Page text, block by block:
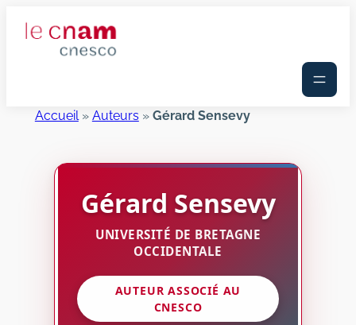
Accueil» Auteurs» Gérard Sensevy
Gérard Sensevy
UNIVERSITÉ DE BRETAGNE
OCCIDENTALE
AUTEUR ASSOCIÉ AU
CNESCO